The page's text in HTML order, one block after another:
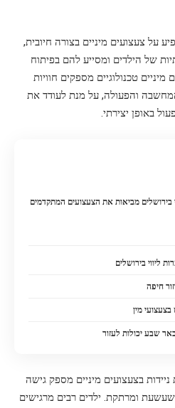
על צעצועים מיניים בצורה חיובית,
של הילדים ומסייע להם בפיתוח
מיניים טכנולוגיים מספקים חוויות
והפעולה, על מנת לעודד את
באופן יצירתי.
בירושלים מביאות את הצעצועים המתקדמים
ליווי בירושלים
חיפה
מין
שבע יכולות לעזור
בצעצועים מיניים מספק גישה
ומרתקת. ילדים רבים מרגישים